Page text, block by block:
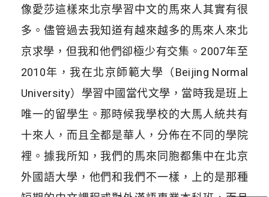
像愛莎這樣來北京學習中文的馬來人其實有很
多。儘管過去我知道有越來越多的馬來人來北
京求學，但我和他們卻極少有交集。2007年至
2010年，我在北京師範大學（Beijing Normal
University）學習中國當代文學，當時我是班上
唯一的留學生。那時候我學校的大馬人統共有
十來人，而且全都是華人，分佈在不同的學院
裡。據我所知，我們的馬來同胞都集中在北京
外國語大學，他們和我們不一樣，上的是那種